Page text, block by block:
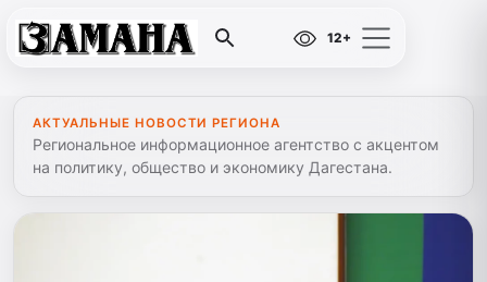
12+
АКТУАЛЬНЫЕ НОВОСТИ РЕГИОНА
Региональное информационное агентство с акцентом
на политику, общество и экономику Дагестана.